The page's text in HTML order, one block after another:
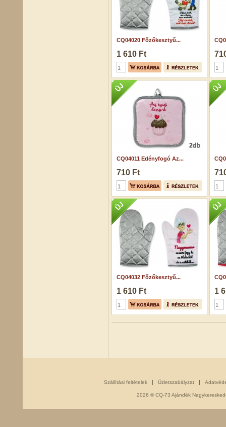
CQ04020 Főzőkesztyű...
1 610 Ft
CQ04011 Edényfogó Az...
710 Ft
CQ04032 Főzőkesztyű...
1 610 Ft 1
Szállítási feltételek Üzletszabályzat
2026 © CQ-73 Ajándék